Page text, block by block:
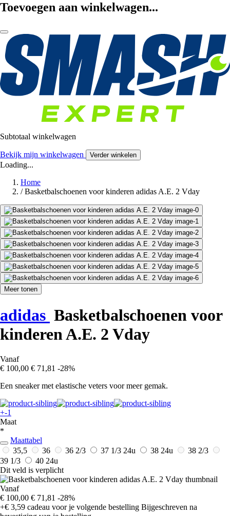
Toevoegen aan winkelwagen...
Subtotaal winkelwagen
Bekijk mijn winkelwagen Verder winkelen
Loading...
Home
/ Basketbalschoenen voor kinderen adidas A.E. 2 Vday
Meer tonen
adidas Basketbalschoenen voor
kinderen A.E. 2 Vday
Vanaf
€ 100,00 € 71,81 -28%
Een sneaker met elastische veters voor meer gemak.
+-1
Maat
*
Maattabel
35,5
36 36 2/3 37 1/3 24u 38 24u
38 2/3
39 1/3
40 24u
Dit veld is verplicht
Vanaf
€ 100,00 € 71,81 -28%
+€ 3,59 cadeau voor je volgende bestelling Bijgeschreven na